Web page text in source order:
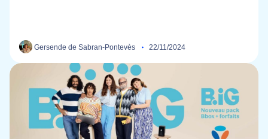
Gersende de Sabran-Pontevès 22/11/2024